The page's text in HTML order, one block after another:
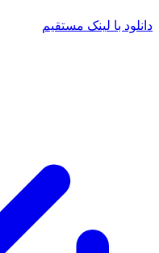
دانلود با لینک مستقیم